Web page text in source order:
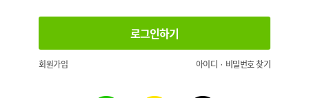
회원가입 아이디 · 비밀번호 찾기